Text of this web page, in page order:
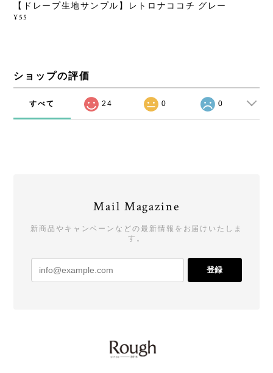
【ドレープ生地サンプル】レトロナココチ グレー
¥55
ショップの評価
すべて 24 0 0
Mail Magazine
新商品やキャンペーンなどの最新情報をお届けいたしま
す。
登録